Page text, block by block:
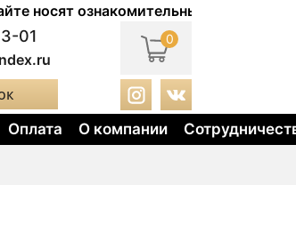
ознакомительный характер.
01 0
Оплата О компании